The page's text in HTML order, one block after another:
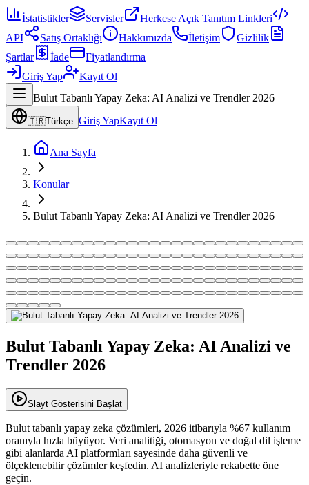
İstatistikler Servisler
Herkese Açık Tanıtım Linkleri
API
Satış Ortaklığı Hakkımızda İletişim
Gizlilik
Şartlar
İade
Fiyatlandırma
Giriş Yap
Kayıt Ol
Bulut Tabanlı Yapay Zeka: AI Analizi ve Trendler 2026
🇹🇷Türkçe Giriş YapKayıt Ol
Ana Sayfa
Konular
Bulut Tabanlı Yapay Zeka: AI Analizi ve Trendler 2026
Bulut Tabanlı Yapay Zeka: AI Analizi ve
Trendler 2026
Slayt Gösterisini Başlat
Bulut tabanlı yapay zeka çözümleri, 2026 itibarıyla %67 kullanım
oranıyla hızla büyüyor. Veri analitiği, otomasyon ve doğal dil işleme
gibi alanlarda AI platformları sayesinde daha güvenli ve
ölçeklenebilir çözümler keşfedin. AI analizleriyle rekabette öne
geçin.